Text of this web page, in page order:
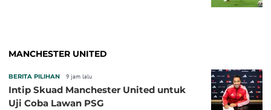
MANCHESTER UNITED
BERITA PILIHAN 9 jam lalu
Intip Skuad Manchester United untuk
Uji Coba Lawan PSG